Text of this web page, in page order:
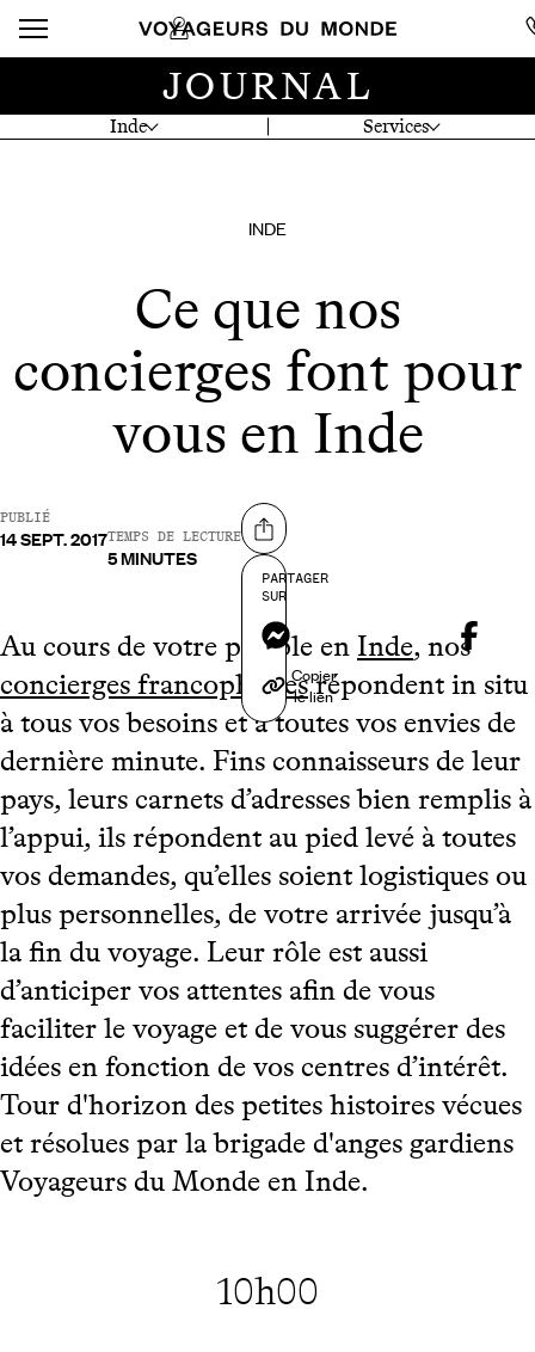
Inde Services
JOURNAL
INDE
Ce que nos
concierges font pour
vous en Inde
PUBLIÉ
14 SEPT. 2017TEMPS DE LECTURE
5 MINUTES
Partager sur
PARTAGER
SUR
Messenger
Copier
le lien
Au cours de votre périple en Inde, nos
concierges francophonesrépondent in situ
à tous vos besoins et à toutes vos envies de
dernière minute. Fins connaisseurs de leur
pays, leurs carnets d’adresses bien remplis à
l’appui, ils répondent au pied levé à toutes
vos demandes, qu’elles soient logistiques ou
plus personnelles, de votre arrivée jusqu’à
la fin du voyage. Leur rôle est aussi
d’anticiper vos attentes afin de vous
faciliter le voyage et de vous suggérer des
idées en fonction de vos centres d’intérêt.
Tour d'horizon des petites histoires vécues
et résolues par la brigade d'anges gardiens
Voyageurs du Monde en Inde.
10h00